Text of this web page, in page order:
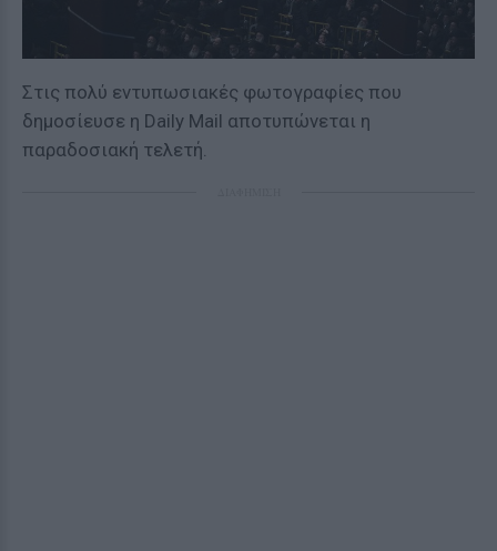
Στις πολύ εντυπωσιακές φωτογραφίες που
δημοσίευσε η Daily Mail αποτυπώνεται η
παραδοσιακή τελετή.